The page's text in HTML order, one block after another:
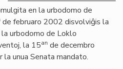
en la urbodomo de
de februaro 2002 disvolviĝis la
urbodomo de Loklo
la 15an de decembro
unua Senata mandato.